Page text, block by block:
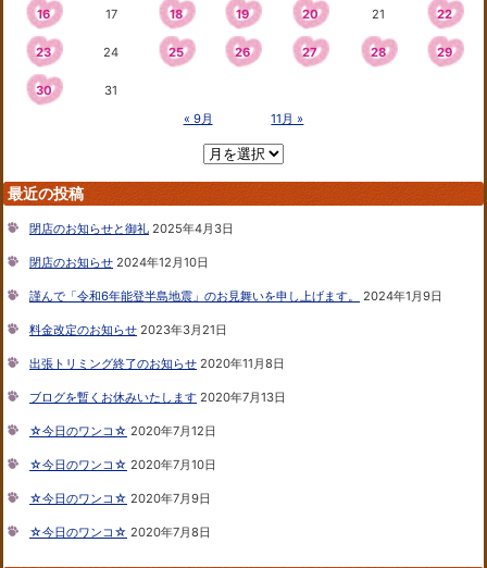
16 17 18 19 20 21 22
23 24 25 26 27 28 29
30
31
« 9月
11月 »
最近の投稿
閉店のお知らせと御礼 2025年4月3日
閉店のお知らせ 2024年12月10日
謹んで「令和6年能登半島地震」のお見舞いを申し上げます。 2024年1月9日
料金改定のお知らせ 2023年3月21日
出張トリミング終了のお知らせ 2020年11月8日
ブログを暫くお休みいたします 2020年7月13日
☆今日のワンコ☆ 2020年7月12日
☆今日のワンコ☆ 2020年7月10日
☆今日のワンコ☆ 2020年7月9日
☆今日のワンコ☆ 2020年7月8日